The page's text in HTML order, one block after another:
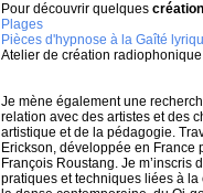
Pour découvrir quelques
Plages
Pièces d'hypnose à la Gaîté
Atelier de création
Je mène également une
relation avec des artistes et des
artistique et de la pédagogie. T
Erickson, développée en
François Roustang. Je m’inscris
pratiques et techniques liées à